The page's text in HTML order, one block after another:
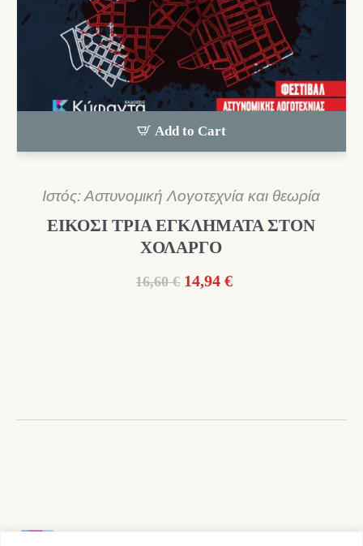
Add to Cart
Ιστός: Αστυνομική Λογοτεχνία και θεωρία
ΕΙΚΟΣΙ ΤΡΙΑ ΕΓΚΛΗΜΑΤΑ ΣΤΟΝ
ΧΟΛΑΡΓΟ
16,60 € Original
14,94 €Η